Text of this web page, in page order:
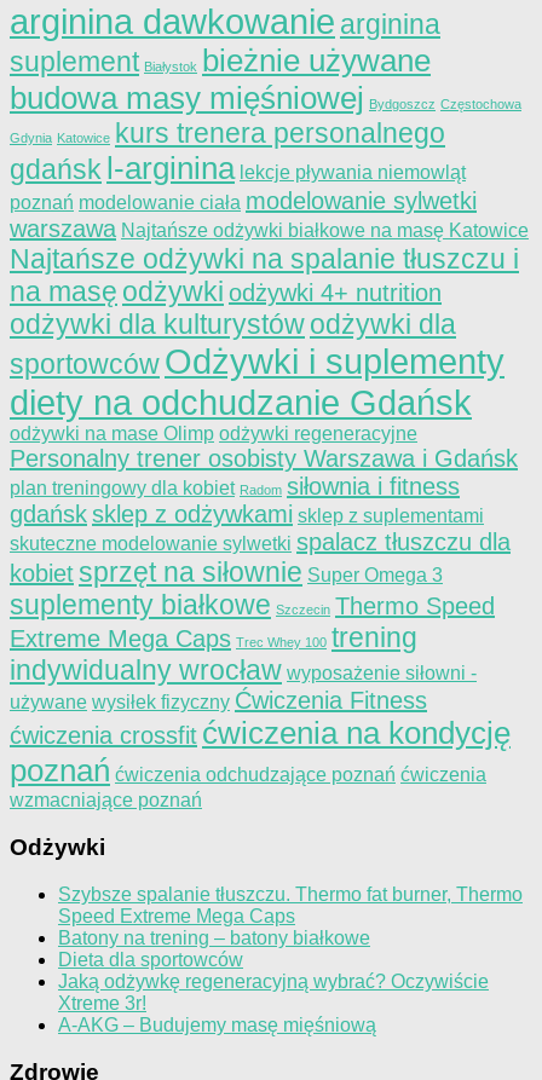
arginina dawkowanie arginina
suplement Białystok bieżnie używane
budowa masy mięśniowej
Bydgoszcz Częstochowa
Gdynia Katowice kurs trenera personalnego
gdańskl-arginina lekcje pływania niemowląt
poznań modelowanie ciała modelowanie sylwetki
warszawa Najtańsze odżywki białkowe na masę Katowice
Najtańsze odżywki na spalanie tłuszczu i
na masę odżywki odżywki 4+ nutrition
odżywki dla kulturystówodżywki dla
sportowcówOdżywki i suplementy
diety na odchudzanie Gdańsk
odżywki na mase Olimp odżywki regeneracyjne
Personalny trener osobisty Warszawa i Gdańsk
plan treningowy dla kobiet Radom siłownia i fitness
gdańsksklep z odżywkami sklep z suplementami
skuteczne modelowanie sylwetki spalacz tłuszczu dla
kobiet sprzęt na siłownie Super Omega 3
suplementy białkowe Szczecin Thermo Speed
Extreme Mega Caps Trec Whey 100 trening
indywidualny wrocław wyposażenie siłowni -
używane wysiłek fizyczny Ćwiczenia Fitness
ćwiczenia crossfit ćwiczenia na kondycję
poznań ćwiczenia odchudzające poznań ćwiczenia
wzmacniające poznań
Odżywki
Szybsze spalanie tłuszczu. Thermo fat burner, Thermo
Speed Extreme Mega Caps
Batony na trening – batony białkowe
Dieta dla sportowców
Jaką odżywkę regeneracyjną wybrać? Oczywiście
Xtreme 3r!
A-AKG – Budujemy masę mięśniową
Zdrowie